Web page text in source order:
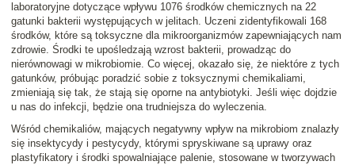
laboratoryjne dotyczące wpływu 1076 środków chemicznych na 22
gatunki bakterii występujących w jelitach. Uczeni zidentyfikowali 168
środków, które są toksyczne dla mikroorganizmów zapewniających nam
zdrowie. Środki te upośledzają wzrost bakterii, prowadząc do
nierównowagi w mikrobiomie. Co więcej, okazało się, że niektóre z tych
gatunków, próbując poradzić sobie z toksycznymi chemikaliami,
zmieniają się tak, że stają się oporne na antybiotyki. Jeśli więc dojdzie
u nas do infekcji, będzie ona trudniejsza do wyleczenia.
Wśród chemikaliów, mających negatywny wpływ na mikrobiom znalazły
się insektycydy i pestycydy, którymi spryskiwane są uprawy oraz
plastyfikatory i środki spowalniające palenie, stosowane w tworzywach